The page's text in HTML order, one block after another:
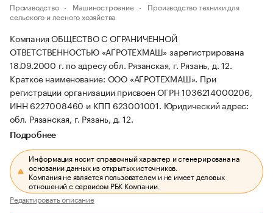
Производство Машиностроение
Производство техники для
сельского и лесного хозяйства
Компания ОБЩЕСТВО С ОГРАНИЧЕННОЙ
ОТВЕТСТВЕННОСТЬЮ «АГРОТЕХМАШ» зарегистрирована
18.09.2000 г. по адресу обл. Рязанская, г. Рязань, д. 12.
Краткое наименование: ООО «АГРОТЕХМАШ». При
регистрации организации присвоен ОГРН 1036214000206,
ИНН 6227008460 и КПП 623001001. Юридический адрес:
обл. Рязанская, г. Рязань, д. 12.
Подробнее
Информация носит справочный характер и сгенерирована на
основании данных из открытых источников.
Компания не является пользователем и не имеет деловых
отношений с сервисом РБК Компании.
Редактировать описание